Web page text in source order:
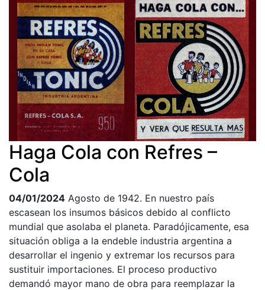
Haga Cola con Refres –
Cola
04/01/2024 Agosto de 1942. En nuestro país
escasean los insumos básicos debido al conflicto
mundial que asolaba el planeta. Paradójicamente, esa
situación obliga a la endeble industria argentina a
desarrollar el ingenio y extremar los recursos para
sustituir importaciones. El proceso productivo
demandó mayor mano de obra para reemplazar la